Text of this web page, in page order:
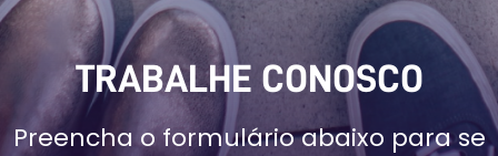
TRABALHE CONOSCO
Preencha o formulário abaixo para se